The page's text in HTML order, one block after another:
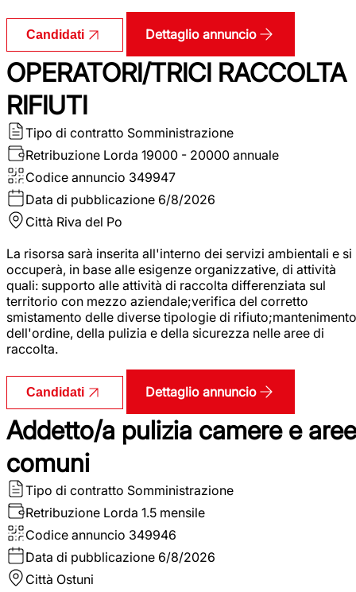
Candidati Dettaglio annuncio
OPERATORI/TRICI RACCOLTA
RIFIUTI
Tipo di contratto Somministrazione
Retribuzione Lorda 19000 - 20000 annuale
Codice annuncio 349947
Data di pubblicazione 6/8/2026
Città Riva del Po
La risorsa sarà inserita all'interno dei servizi ambientali e si
occuperà, in base alle esigenze organizzative, di attività
quali: supporto alle attività di raccolta differenziata sul
territorio con mezzo aziendale;verifica del corretto
smistamento delle diverse tipologie di rifiuto;mantenimento
dell'ordine, della pulizia e della sicurezza nelle aree di
raccolta.
Candidati Dettaglio annuncio
Addetto/a pulizia camere e aree
comuni
Tipo di contratto Somministrazione
Retribuzione Lorda 1.5 mensile
Codice annuncio 349946
Data di pubblicazione 6/8/2026
Città Ostuni